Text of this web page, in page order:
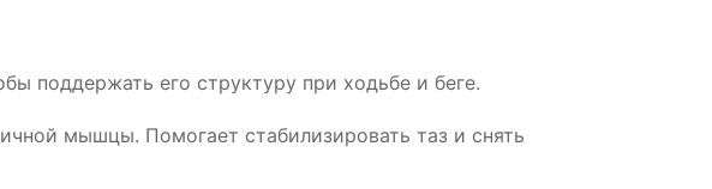
поддержать его структуру при ходьбе и беге.
мышцы. Помогает стабилизировать таз и снять